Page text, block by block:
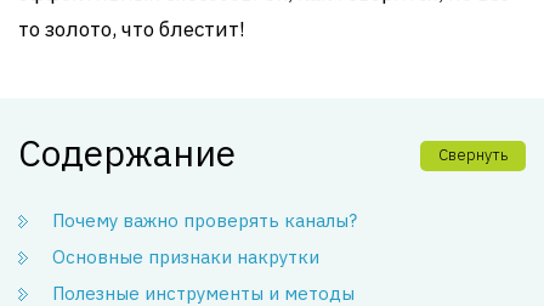
то золото, что блестит!
Содержание Свернуть
Почему важно проверять каналы?
Основные признаки накрутки
Полезные инструменты и методы